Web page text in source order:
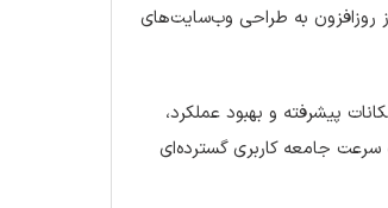
روزافزون به طراحی وب‌سایت‌های
پیشرفته و بهبود عملکرد،
سرعت جامعه کاربری گسترده‌ای